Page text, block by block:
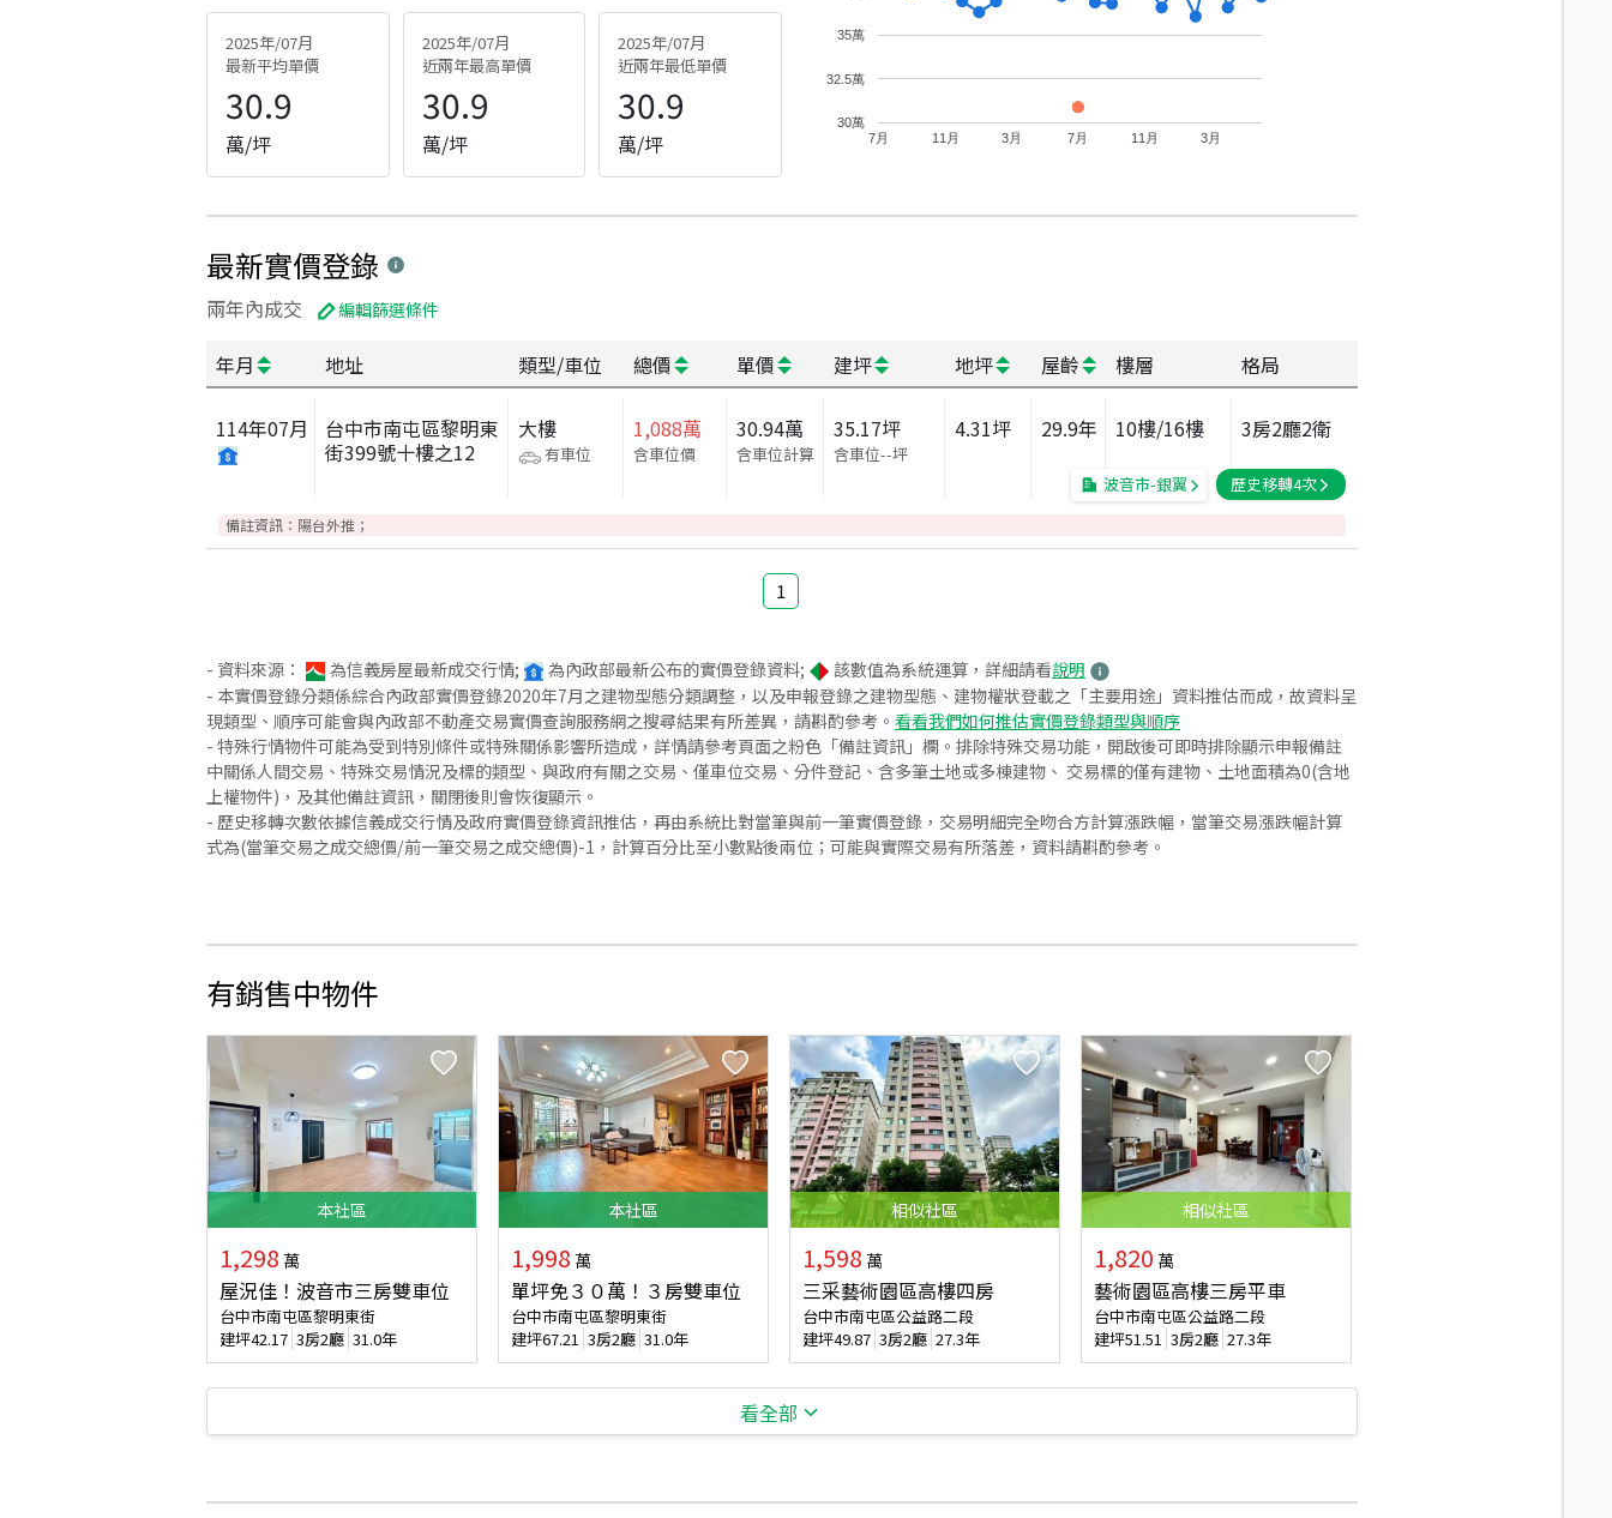
2025年/07月
最新平均單價
30.9
萬/坪
2025年/07月
近兩年最高單價
30.9
萬/坪
2025年/07月
近兩年最低單價
30.9
萬/坪 7月 11月 3月 7月 11月 3月
30萬
32.5萬
35萬
最新實價登錄
兩年內成交 編輯篩選條件
年月 地址 類型/車位 總價 單價 建坪 地坪 屋齡 樓層 格局
114年07月
台中市南屯區黎明東
街399號十樓之12
大樓
有車位
1,088萬
含車位價
30.94萬
含車位計算
35.17坪
含車位--坪
4.31坪 29.9年 10樓/16樓 3房2廳2衛
波音市-銀翼 歷史移轉4次
備註資訊： 陽台外推；
1
- 資料來源： 為信義房屋最新成交行情; 為內政部最新公布的實價登錄資料; 該數值為系統運算，詳細請看說明
- 本實價登錄分類係綜合內政部實價登錄2020年7月之建物型態分類調整，以及申報登錄之建物型態、建物權狀登載之「主要用途」資料推估而成，故資料呈
現類型、順序可能會與內政部不動產交易實價查詢服務網之搜尋結果有所差異，請斟酌參考。 看看我們如何推估實價登錄類型與順序
- 特殊行情物件可能為受到特別條件或特殊關係影響所造成，詳情請參考頁面之粉色「備註資訊」欄。排除特殊交易功能，開啟後可即時排除顯示申報備註
中關係人間交易、特殊交易情況及標的類型、與政府有關之交易、僅車位交易、分件登記、含多筆土地或多棟建物、 交易標的僅有建物、土地面積為0(含地
上權物件)，及其他備註資訊，關閉後則會恢復顯示。
- 歷史移轉次數依據信義成交行情及政府實價登錄資訊推估，再由系統比對當筆與前一筆實價登錄，交易明細完全吻合方計算漲跌幅，當筆交易漲跌幅計算
式為(當筆交易之成交總價/前一筆交易之成交總價)-1，計算百分比至小數點後兩位；可能與實際交易有所落差，資料請斟酌參考。
有銷售中物件
本社區
1,298 萬
屋況佳！波音市三房雙車位
台中市南屯區黎明東街
建坪42.17 3房2廳 31.0年
本社區
1,998 萬
單坪免３０萬！３房雙車位
台中市南屯區黎明東街
建坪67.21 3房2廳 31.0年
相似社區
1,598 萬
三采藝術園區高樓四房
台中市南屯區公益路二段
建坪49.87 3房2廳 27.3年
相似社區
1,820 萬
藝術園區高樓三房平車
台中市南屯區公益路二段
建坪51.51 3房2廳 27.3年
看全部